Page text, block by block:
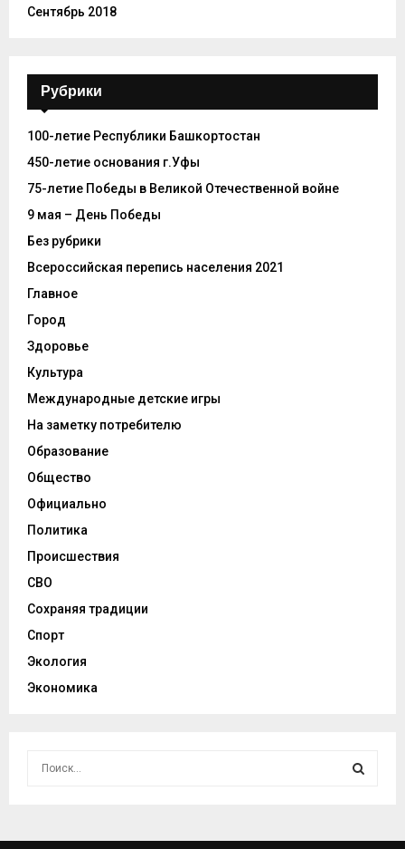
Сентябрь 2018
Рубрики
100-летие Республики Башкортостан
450-летие основания г.Уфы
75-летие Победы в Великой Отечественной войне
9 мая – День Победы
Без рубрики
Всероссийская перепись населения 2021
Главное
Город
Здоровье
Культура
Международные детские игры
На заметку потребителю
Образование
Общество
Официально
Политика
Происшествия
СВО
Сохраняя традиции
Спорт
Экология
Экономика
С